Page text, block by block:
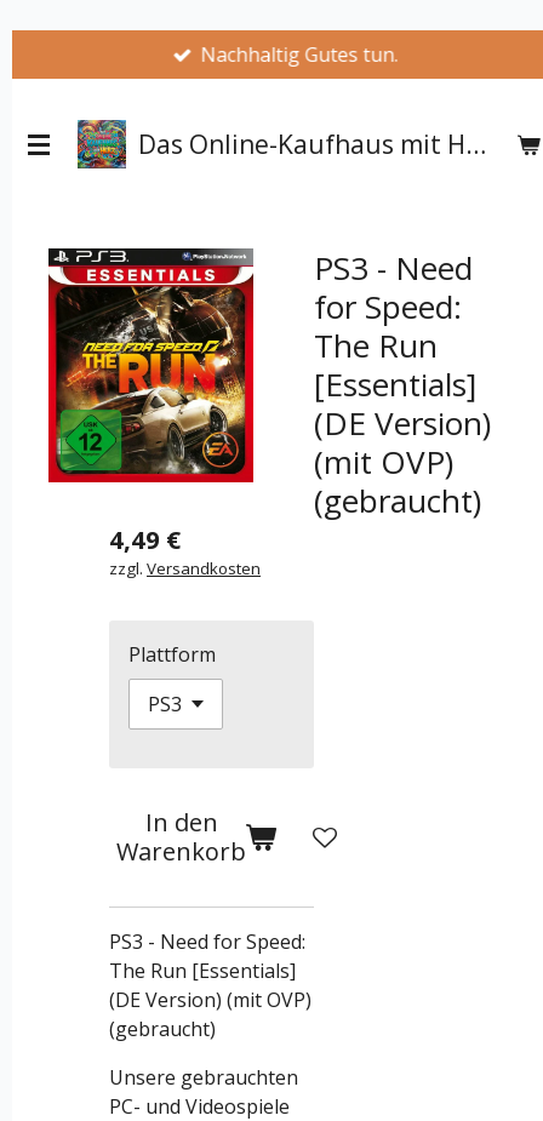
springen
Nachhaltig Gutes tun.
Das Online-Kaufhaus mit Herz
PS3 - Need
for Speed:
The Run
[Essentials]
(DE Version)
(mit OVP)
(gebraucht)
4,49 €
zzgl. Versandkosten
Plattform
In den
Warenkorb
PS3 - Need for Speed:
The Run [Essentials]
(DE Version) (mit OVP)
(gebraucht)
Unsere gebrauchten
PC- und Videospiele